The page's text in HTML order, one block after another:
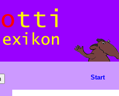
Start